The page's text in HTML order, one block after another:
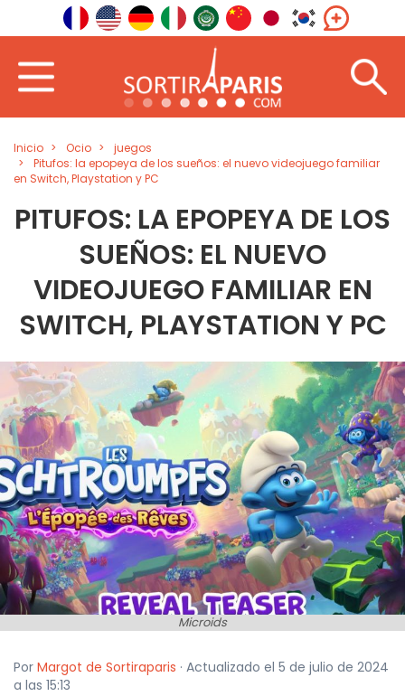
Inicio Ocio
juegos
Pitufos: la epopeya de los sueños: el nuevo videojuego familiar
en Switch, Playstation y PC
PITUFOS: LA EPOPEYA DE LOS
SUEÑOS: EL NUEVO
VIDEOJUEGO FAMILIAR EN
SWITCH, PLAYSTATION Y PC
Microids
Por Margot de Sortiraparis · Actualizado el 5 de julio de 2024
a las 15:13